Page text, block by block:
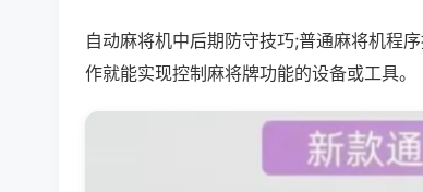
自动麻将机中后期防守技巧;普通麻将机程
作就能实现控制麻将牌功能的设备或工具。